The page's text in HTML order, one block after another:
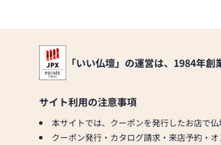
「いい仏壇」の運営は、1984年創
サイト利用の注意事項
本サイトでは、クーポンを発行したお店で
クーポン発行・カタログ請求・来店予約・